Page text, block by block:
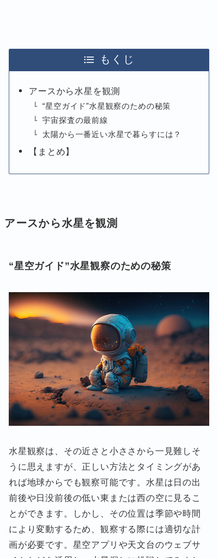
もくじ
アースから水星を観測
“星空ガイド”水星観察のための秘策
宇宙探査の最前線
太陽から一番近い水星で暮らすには？
【まとめ】
アースから水星を観測
“星空ガイド”水星観察のための秘策
水星観察は、その近さと小ささから一見難しそ
うに思えますが、正しい方法とタイミングがあ
れば地球からでも観察可能です。水星は日の出
前後や日没前後の低い東または西の空に見るこ
とができます。しかし、その位置は季節や時間
により変動するため、観察する際には適切な計
画が必要です。星空アプリや天文台のウェブサ